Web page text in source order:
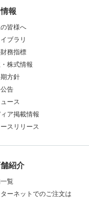
情報
皆様へ
イブラリ
務指標
株式情報
方針
告
ュース
ア掲載情報
スリリース
紹介
覧
ーネットでのご注文は